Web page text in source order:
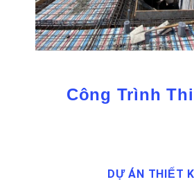
Công Trình
DỰ ÁN THIẾT